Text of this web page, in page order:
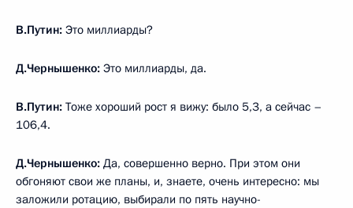
В.Путин: Это миллиарды?
Д.Чернышенко: Это миллиарды, да.
В.Путин: Тоже хороший рост я вижу: было 5,3, а сейчас –
106,4.
Д.Чернышенко: Да, совершенно верно. При этом они
обгоняют свои же планы, и, знаете, очень интересно: мы
заложили ротацию, выбирали по пять научно-